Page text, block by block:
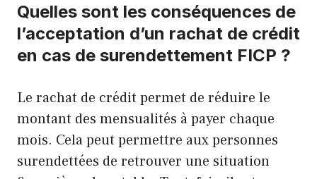
Quelles sont les conséquences de
l’acceptation d’un rachat de crédit
en cas de surendettement FICP ?
Le rachat de crédit permet de réduire le
montant des mensualités à payer chaque
mois. Cela peut permettre aux personnes
surendettées de retrouver une situation